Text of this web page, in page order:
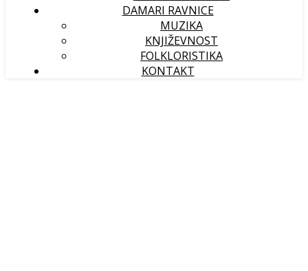
DAMARI RAVNICE
MUZIKA
KNJIŽEVNOST
FOLKLORISTIKA
KONTAKT